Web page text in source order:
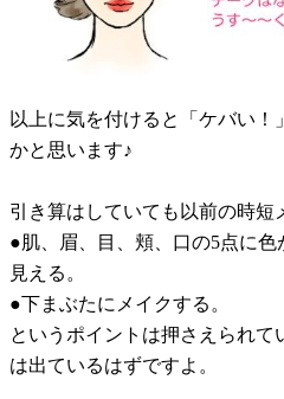
以上に気を付けると「ケバい！
かと思います♪
引き算はしていても以前の時短
●肌、眉、目、頬、口の5点に
見える。
●下まぶたにメイクする。
というポイントは押さえられ
は出ているはずですよ。